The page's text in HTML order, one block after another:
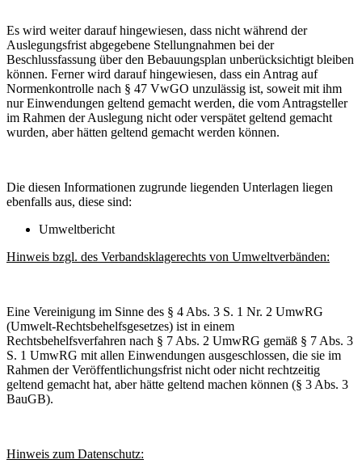
Es wird weiter darauf hingewiesen, dass nicht während der
Auslegungsfrist abgegebene Stellungnahmen bei der
Beschlussfassung über den Bebauungsplan unberücksichtigt bleiben
können. Ferner wird darauf hingewiesen, dass ein Antrag auf
Normenkontrolle nach § 47 VwGO unzulässig ist, soweit mit ihm
nur Einwendungen geltend gemacht werden, die vom Antragsteller
im Rahmen der Auslegung nicht oder verspätet geltend gemacht
wurden, aber hätten geltend gemacht werden können.
Die diesen Informationen zugrunde liegenden Unterlagen liegen
ebenfalls aus, diese sind:
Umweltbericht
Hinweis bzgl. des Verbandsklagerechts von Umweltverbänden:
Eine Vereinigung im Sinne des § 4 Abs. 3 S. 1 Nr. 2 UmwRG
(Umwelt-Rechtsbehelfsgesetzes) ist in einem
Rechtsbehelfsverfahren nach § 7 Abs. 2 UmwRG gemäß § 7 Abs. 3
S. 1 UmwRG mit allen Einwendungen ausgeschlossen, die sie im
Rahmen der Veröffentlichungsfrist nicht oder nicht rechtzeitig
geltend gemacht hat, aber hätte geltend machen können (§ 3 Abs. 3
BauGB).
Hinweis zum Datenschutz: